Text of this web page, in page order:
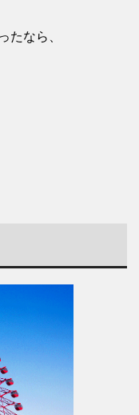
たなら、